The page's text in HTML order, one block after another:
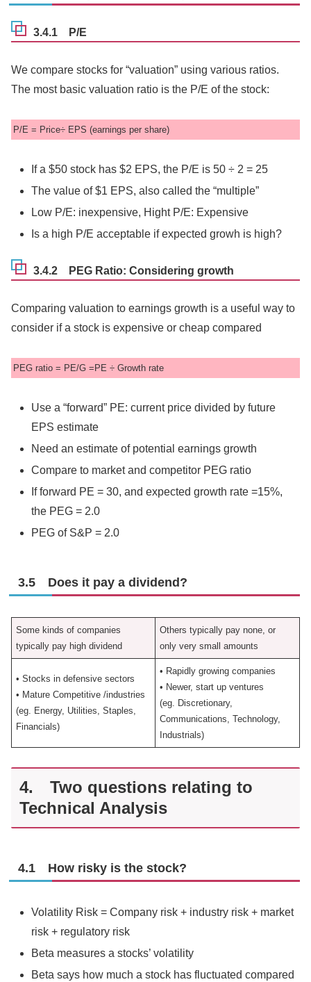
3.4.1 P/E
We compare stocks for “valuation” using various ratios.
The most basic valuation ratio is the P/E of the stock:
P/E = Price÷ EPS (earnings per share)
If a $50 stock has $2 EPS, the P/E is 50 ÷ 2 = 25
The value of $1 EPS, also called the “multiple”
Low P/E: inexpensive, Hight P/E: Expensive
Is a high P/E acceptable if expected growh is high?
3.4.2 PEG Ratio: Considering growth
Comparing valuation to earnings growth is a useful way to
consider if a stock is expensive or cheap compared
PEG ratio = PE/G =PE ÷ Growth rate
Use a “forward” PE: current price divided by future
EPS estimate
Need an estimate of potential earnings growth
Compare to market and competitor PEG ratio
If forward PE = 30, and expected growth rate =15%,
the PEG = 2.0
PEG of S&P = 2.0
3.5 Does it pay a dividend?
Some kinds of companies
typically pay high dividend
Others typically pay none, or
only very small amounts
• Stocks in defensive sectors
• Mature Competitive /industries
(eg. Energy, Utilities, Staples,
Financials)
• Rapidly growing companies
• Newer, start up ventures
(eg. Discretionary,
Communications, Technology,
Industrials)
4. Two questions relating to
Technical Analysis
4.1 How risky is the stock?
Volatility Risk = Company risk + industry risk + market
risk + regulatory risk
Beta measures a stocks’ volatility
Beta says how much a stock has fluctuated compared